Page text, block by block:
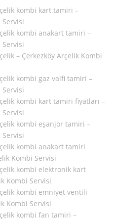
kombi kart tamiri –
Servisi
kombi anakart tamiri –
Servisi
– Çerkezköy Arçelik Kombi
kombi gaz valfi tamiri –
Servisi
kombi kart tamiri fiyatları –
Servisi
kombi eşanjör tamiri –
Servisi
kombi anakart tamiri
Kombi Servisi
kombi elektronik kart
Kombi Servisi
kombi emniyet ventili
Kombi Servisi
kombi fan tamiri –